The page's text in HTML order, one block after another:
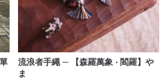
流浪者手繩 ─ 【森羅萬象 ‧ 閻羅】や
ま